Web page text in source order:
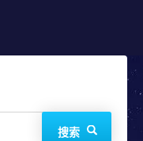
搜索